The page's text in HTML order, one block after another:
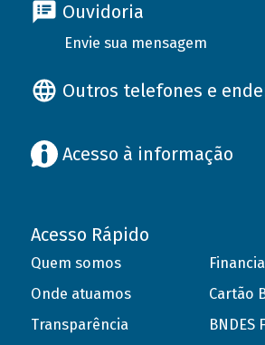
Ouvidoria
Envie sua mensagem
Outros telefones e
Acesso à informação
Acesso Rápido
Quem somos
Onde atuamos
Transparência
Cartão
BNDES